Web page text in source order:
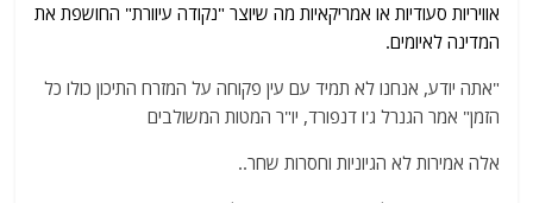
אוויריות סעודיות או אמריקאיות מה שיוצר "נקודה עיוורת" החושפת את
המדינה לאיומים.
"אתה יודע, אנחנו לא תמיד עם עין פקוחה על המזרח התיכון כולו כל
הזמן" אמר הגנרל ג'ו דנפורד, יו"ר המטות המשולבים
אלה אמירות לא הגיוניות וחסרות שחר..